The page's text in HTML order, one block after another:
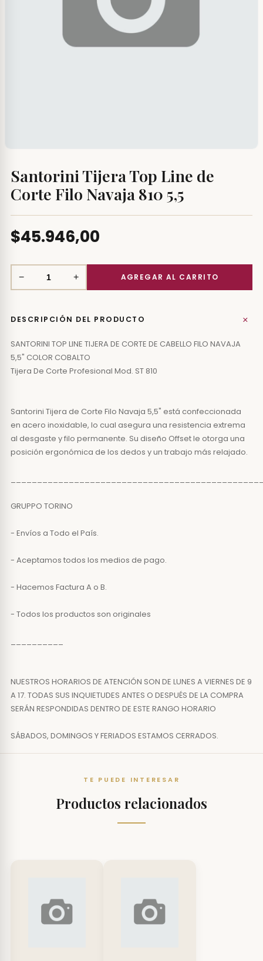
Santorini Tijera Top Line de
Corte Filo Navaja 810 5,5
$45.946,00
− +
DESCRIPCIÓN DEL PRODUCTO +
SANTORINI TOP LINE TIJERA DE CORTE DE CABELLO FILO NAVAJA
5,5" COLOR COBALTO
Tijera De Corte Profesional Mod. ST 810
Santorini Tijera de Corte Filo Navaja 5,5" está confeccionada
en acero inoxidable, lo cual asegura una resistencia extrema
al desgaste y filo permanente. Su diseño Offset le otorga una
posición ergonómica de los dedos y un trabajo más relajado.
GRUPPO TORINO
- Envíos a Todo el País.
- Aceptamos todos los medios de pago.
- Hacemos Factura A o B.
- Todos los productos son originales
NUESTROS HORARIOS DE ATENCIÓN SON DE LUNES A VIERNES DE 9
A 17. TODAS SUS INQUIETUDES ANTES O DESPUÉS DE LA COMPRA
SERÁN RESPONDIDAS DENTRO DE ESTE RANGO HORARIO
SÁBADOS, DOMINGOS Y FERIADOS ESTAMOS CERRADOS.
TE PUEDE INTERESAR
Productos relacionados